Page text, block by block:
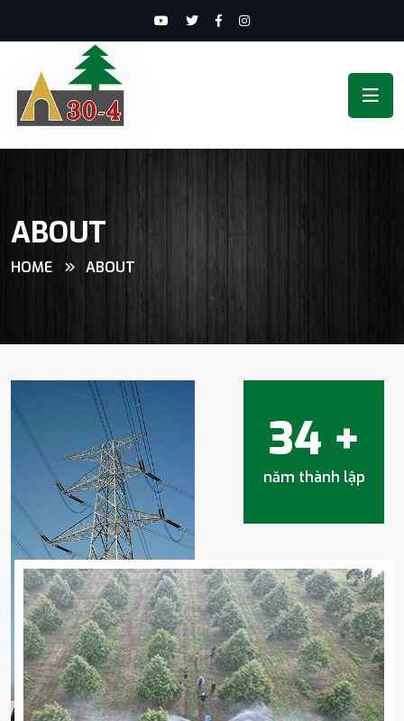
ABOUT
HOME ABOUT
34 +
năm thành lập